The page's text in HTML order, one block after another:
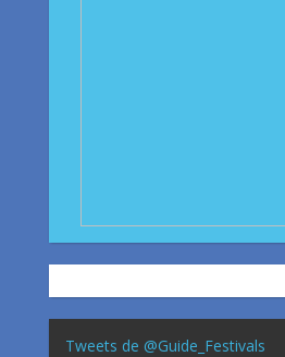
Tweets de @Guide_Festivals